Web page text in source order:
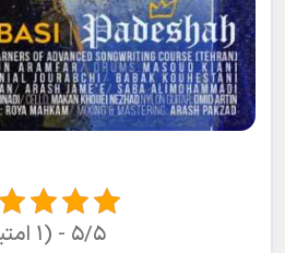
۵/۵ - (۱ امتیاز)